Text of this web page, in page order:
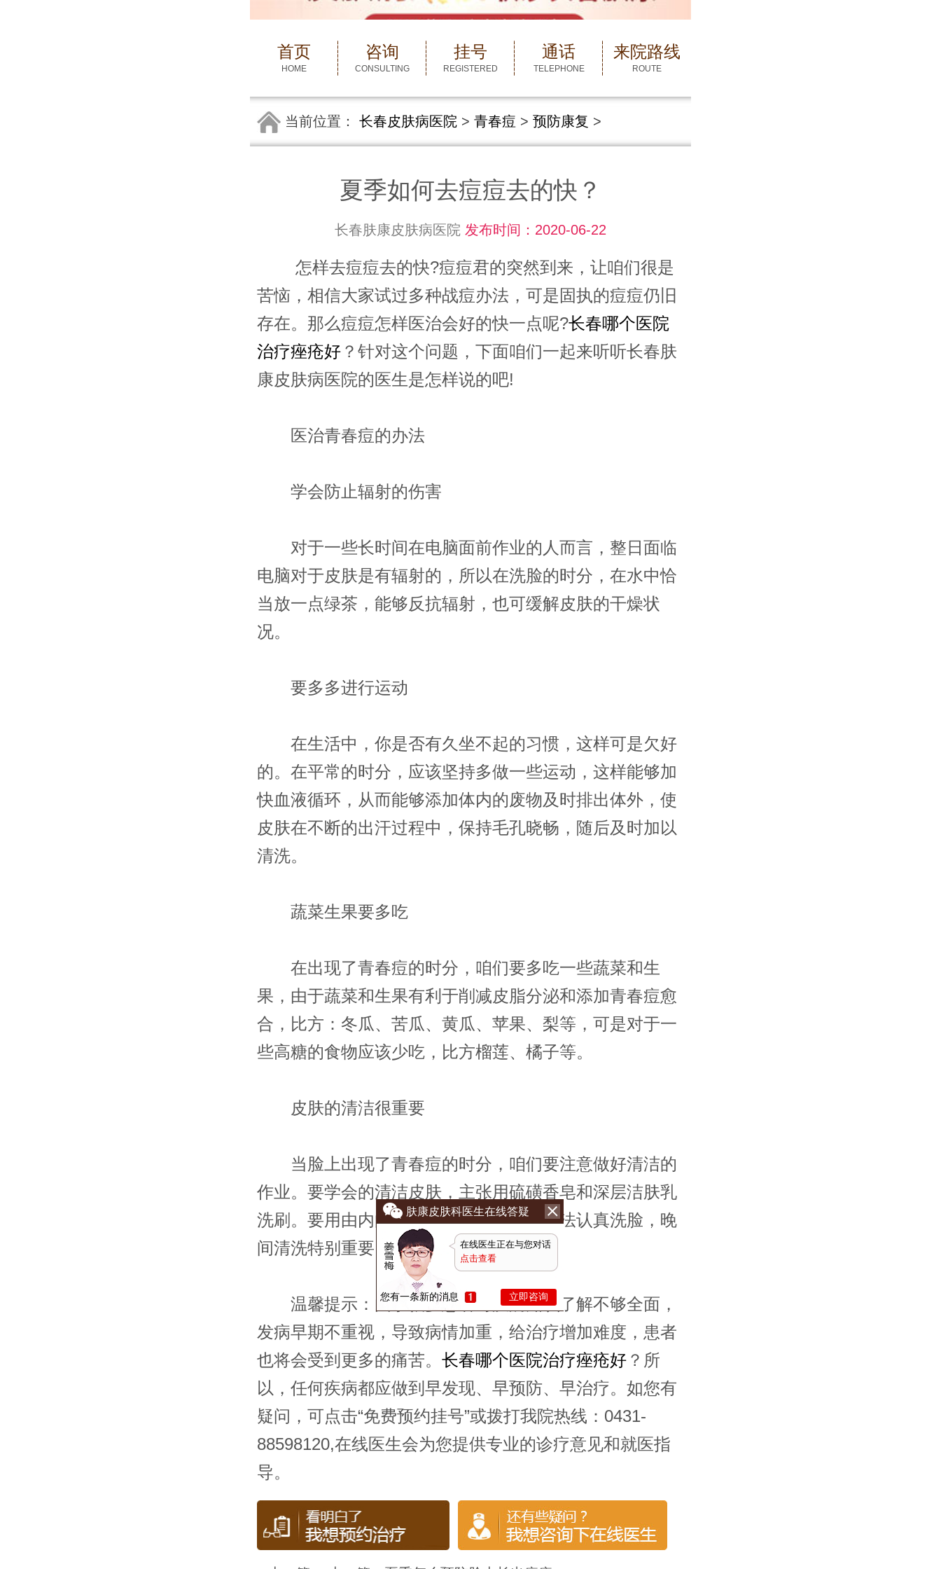
首页
HOME
咨询
CONSULTING
挂号
REGISTERED
通话
TELEPHONE
来院路线
ROUTE
当前位置： 长春皮肤病医院 > 青春痘 > 预防康复 >
夏季如何去痘痘去的快？
长春肤康皮肤病医院 发布时间：2020-06-22
怎样去痘痘去的快?痘痘君的突然到来，让咱们很是
苦恼，相信大家试过多种战痘办法，可是固执的痘痘仍旧
存在。那么痘痘怎样医治会好的快一点呢?长春哪个医院
治疗痤疮好 ？针对这个问题，下面咱们一起来听听长春肤
康皮肤病医院的医生是怎样说的吧!
医治青春痘的办法
学会防止辐射的伤害
对于一些长时间在电脑面前作业的人而言，整日面临
电脑对于皮肤是有辐射的，所以在洗脸的时分，在水中恰
当放一点绿茶，能够反抗辐射，也可缓解皮肤的干燥状
况。
要多多进行运动
在生活中，你是否有久坐不起的习惯，这样可是欠好
的。在平常的时分，应该坚持多做一些运动，这样能够加
快血液循环，从而能够添加体内的废物及时排出体外，使
皮肤在不断的出汗过程中，保持毛孔晓畅，随后及时加以
清洗。
蔬菜生果要多吃
在出现了青春痘的时分，咱们要多吃一些蔬菜和生
果，由于蔬菜和生果有利于削减皮脂分泌和添加青春痘愈
合，比方：冬瓜、苦瓜、黄瓜、苹果、梨等，可是对于一
些高糖的食物应该少吃，比方榴莲、橘子等。
皮肤的清洁很重要
当脸上出现了青春痘的时分，咱们要注意做好清洁的
作业。要学会的清洁皮肤，主张用硫磺香皂和深层洁肤乳
洗刷。要用由内向外、由下向上打圈的办法认真洗脸，晚
间清洗特别重要。
温馨提示：由于很多患者对疾病知识了解不够全面，
发病早期不重视，导致病情加重，给治疗增加难度，患者
也将会受到更多的痛苦。 长春哪个医院治疗痤疮好 ？所
以，任何疾病都应做到早发现、早预防、早治疗。如您有
疑问，可点击“免费预约挂号”或拨打我院热线：0431-
88598120,在线医生会为您提供专业的诊疗意见和就医指
导。
肤康皮肤科医生在线答疑
在线医生正在与您对话
点击查看
您有一条新的消息 立即咨询